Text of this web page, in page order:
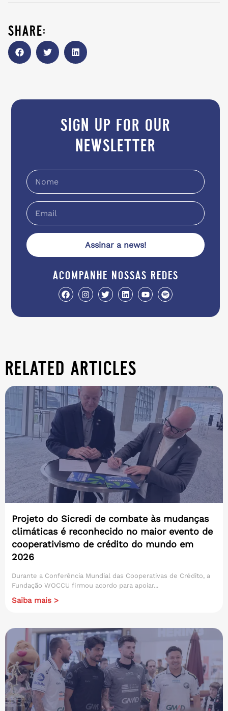
share:
sign up for our
newsletter
Assinar a news!
acompanhe nossas redes
related articles
Projeto do Sicredi de combate às mudanças
climáticas é reconhecido no maior evento de
cooperativismo de crédito do mundo em
2026
Durante a Conferência Mundial das Cooperativas de Crédito, a
Fundação WOCCU firmou acordo para apoiar...
Saiba mais >